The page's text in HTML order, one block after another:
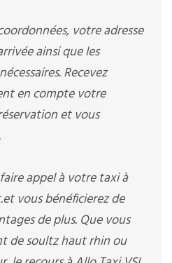
votre adresse
ainsi que les
Recevez
en compte votre
et vous
appel à votre taxi à
vous bénéficierez de
de plus. Que vous
de soultz haut rhin ou